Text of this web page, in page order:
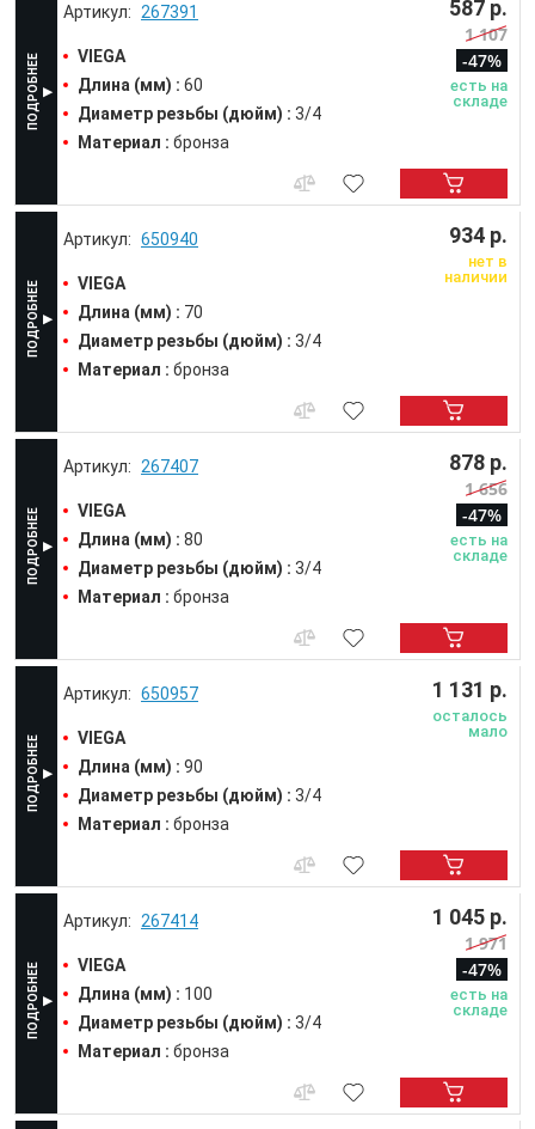
267391
VIEGA
Длина (мм) : 60
Диаметр резьбы (дюйм) : 3/4
Материал : бронза
587 р.
1 107
-47%
есть на
складе
650940
VIEGA
Длина (мм) : 70
Диаметр резьбы (дюйм) : 3/4
Материал : бронза
934 р.
нет в
наличии
267407
VIEGA
Длина (мм) : 80
Диаметр резьбы (дюйм) : 3/4
Материал : бронза
878 р.
1 656
-47%
есть на
складе
650957
VIEGA
Длина (мм) : 90
Диаметр резьбы (дюйм) : 3/4
Материал : бронза
1 131 р.
осталось
мало
267414
VIEGA
Длина (мм) : 100
Диаметр резьбы (дюйм) : 3/4
Материал : бронза
1 045 р.
1 971
-47%
есть на
складе